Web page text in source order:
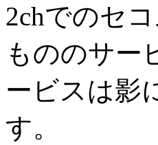
2chでのセ
もののサー
ービスは影
す。